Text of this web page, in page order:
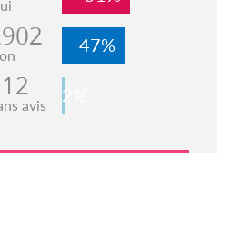
47%
avis 2%